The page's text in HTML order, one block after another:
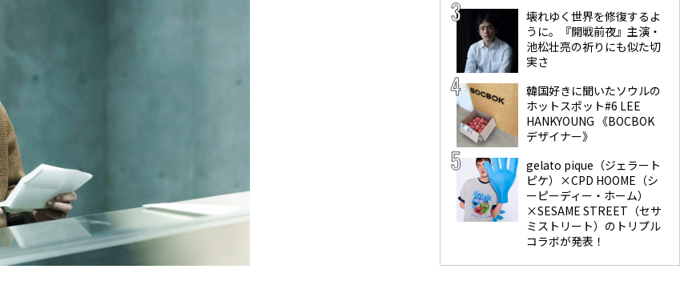
壊れゆく世界を修復するよ
うに。『開戦前夜』主演・
池松壮亮の祈りにも似た切
実さ
韓国好きに聞いたソウルの
ホットスポット#6 LEE
HANKYOUNG 《BOCBOK
デザイナー》
gelato pique（ジェラート
ピケ）×CPD HOOME（シ
ーピーディー・ホーム）
×SESAME STREET（セサ
ミストリート）のトリプル
コラボが発表！